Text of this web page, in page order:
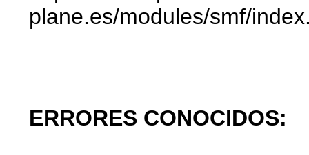
plane.es/modules/smf/
ERRORES CONOCIDOS: